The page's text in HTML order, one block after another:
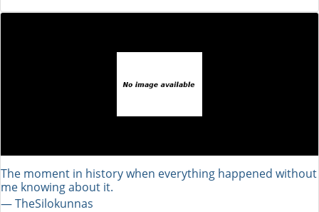
The moment in history when everything happened without
me knowing about it.
― TheSilokunnas